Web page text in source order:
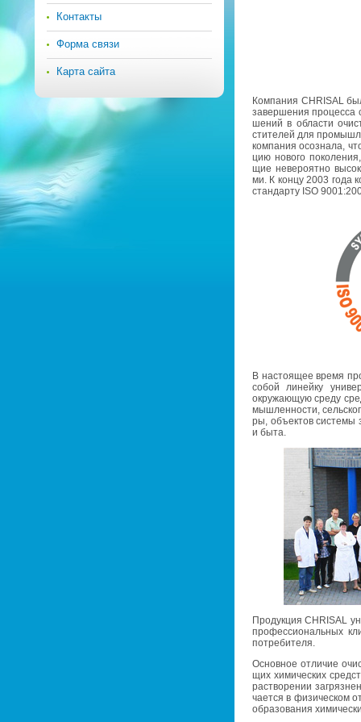
Ком­па­ния CHRISAL
за­вер­ше­ния про­цес­са
ше­ний в об­ла­сти
сти­те­лей для
ком­па­ния осо­зна­ла,
цию но­во­го
щие неве­ро­ят­но
ми. К концу 2003 года
стан­дар­ту ISO
В на­сто­я­щее время
собой ли­ней­ку
окру­жа­ю­щую среду
мыш­лен­но­сти,
ры, объ­ек­тов си­сте­мы
и быта.
Про­дук­ция CHRISAL
про­фес­си­о­наль­ных
по­тре­би­те­ля.
Ос­нов­ное от­ли­чие
щих хи­ми­че­ских
рас­тво­ре­нии
ча­ет­ся в фи­зи­че­ском
об­ра­зо­ва­ния
Контакты
Форма связи
Карта сайта